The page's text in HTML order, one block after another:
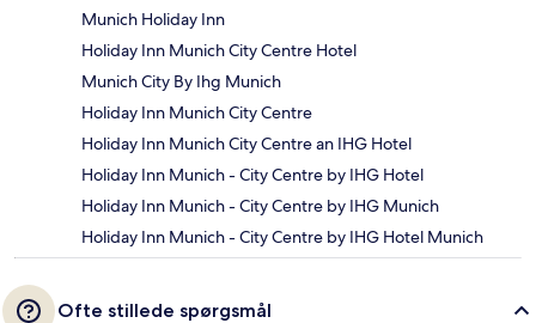
Munich Holiday Inn
Holiday Inn Munich City Centre Hotel
Munich City By Ihg Munich
Holiday Inn Munich City Centre
Holiday Inn Munich City Centre an IHG Hotel
Holiday Inn Munich - City Centre by IHG Hotel
Holiday Inn Munich - City Centre by IHG Munich
Holiday Inn Munich - City Centre by IHG Hotel Munich
Ofte stillede spørgsmål